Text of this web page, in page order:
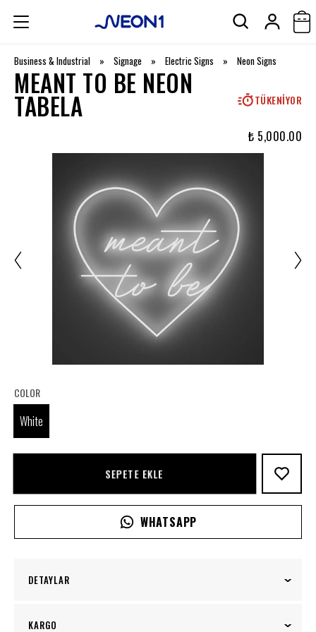
Business & Industrial » Signage » Electric Signs » Neon Signs
MEANT TO BE NEON
TABELA TÜKENIYOR
₺ 5,000.00
COLOR
White
SEPETE EKLE
WHATSAPP
DETAYLAR
Meant to Be Neon Tabela, kaderin ve aşkın bir
KARGO